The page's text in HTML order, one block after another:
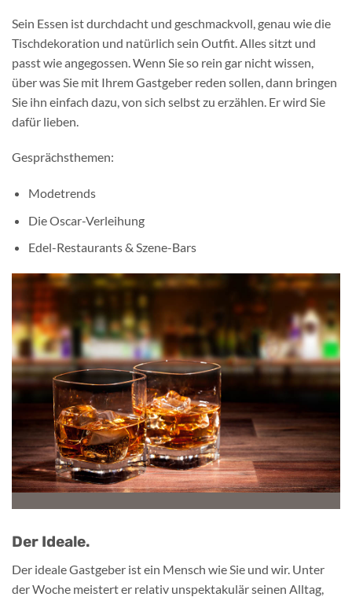
Sein Essen ist durchdacht und geschmackvoll, genau wie die
Tischdekoration und natürlich sein Outfit. Alles sitzt und
passt wie angegossen. Wenn Sie so rein gar nicht wissen,
über was Sie mit Ihrem Gastgeber reden sollen, dann bringen
Sie ihn einfach dazu, von sich selbst zu erzählen. Er wird Sie
dafür lieben.
Gesprächsthemen:
Modetrends
Die Oscar-Verleihung
Edel-Restaurants & Szene-Bars
Der Ideale.
Der ideale Gastgeber ist ein Mensch wie Sie und wir. Unter
der Woche meistert er relativ unspektakulär seinen Alltag,